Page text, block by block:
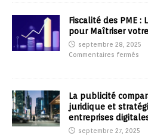
Fiscalité des PME :
pour Maîtriser
septembre 28, 2025
Commentaires fermés
La publicité
juridique et
entreprises
septembre 27, 2025